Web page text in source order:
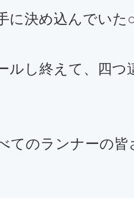
に決め込んでいた
ルし終えて、四つ
てのランナーの皆